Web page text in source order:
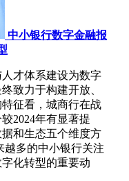
中小银行数字金融报
才体系建设为数字
致力于构建开放、
征看，城商行在战
2024年有显著提
和生态五个维度方
越多的中小银行关注
化转型的重要动